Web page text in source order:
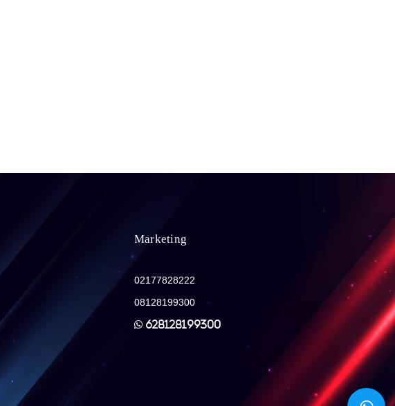
CV. ALAT KESLING INDONESIA
Distributor Alat Kesehatan Lingkungan (alat
kesling) dan Alat Laboratorium
Marketing
02177828222
08128199300
628128199300